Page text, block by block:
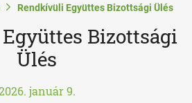
Rendkívüli Együttes Bizottsági Ülés
Bizottsági
Ülés
január 9.